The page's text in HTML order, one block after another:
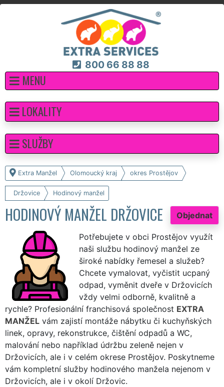
800 66 88 88
MENU
Extra Manžel Olomoucký kraj okres Prostějov
Držovice Hodinový manžel
Objednat
HODINOVÝ MANŽEL DRŽOVICE
Potřebujete v obci Prostějov využít
naši službu hodinový manžel ze
široké nabídky řemesel a služeb?
Chcete vymalovat, vyčistit ucpaný
odpad, vyměnit dveře v Držovicích
vždy velmi odborně, kvalitně a
rychle? Profesionální franchisová společnost EXTRA
MANŽEL vám zajistí montáže nábytku či kuchyňských
linek, opravy, rekonstrukce, čištění odpadů a WC,
malování nebo například údržbu zeleně nejen v
Držovicích, ale i v celém okrese Prostějov. Poskytneme
vám kompletní služby hodinového manžela nejenom v
Držovicích, ale i v okolí Držovic.
LOKALITY
SLUŽBY